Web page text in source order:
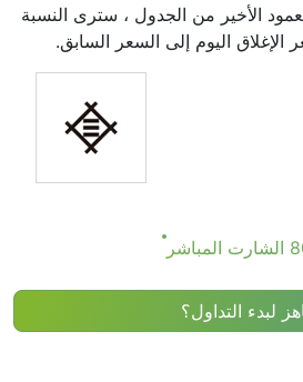
الأخير من الجدول ، سترى النسبة
الإغلاق اليوم إلى السعر السابق.
لبدء التداول؟